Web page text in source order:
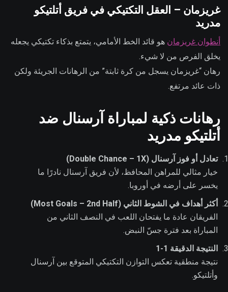
غريزمان – العقل التكتيكي في فريق أتلتيكو
مدريد
أنطوان غريزمان هو قائد الخط الأمامي، يتمتع بذكاء تكتيكي يجعله
يخلق الفرص من لا شيء.
رهان “غريزمان يسجل من كرة ثابتة” من الرهانات الجريئة ولكن
ذات عائد مرتفع.
رهانات ذكية لمباراة آرسنال ضد
أتلتيكو مدريد
تعادل أو فوز آرسنال (Double Chance – 1X)
خيار مثالي للمراهن المحافظ، لأن فريق آرسنال نادرًا ما
يخسر على أرضه في أوروبا.
أكثر أهداف في الشوط الثاني (Most Goals – 2nd Half)
الفريقان عادة ما يفتحان اللعب في النصف الثاني من
المباراة بعد فترة جسّ النبض.
النتيجة الدقيقة 1-1
نتيجة منطقية تعكس التوازن التكتيكي المتوقع بين آرسنال
وأتلتيكو.